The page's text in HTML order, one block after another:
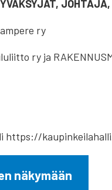
ry
ry ja
https://
näkymään